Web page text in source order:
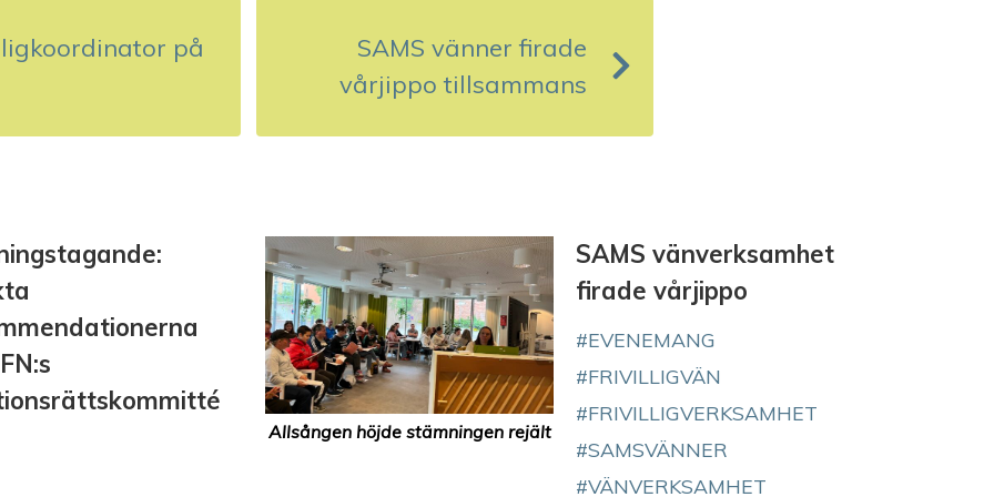
på
SAMS vänner firade
vårjippo tillsammans
Allsången höjde stämningen rejält
SAMS vänverksamhet
firade vårjippo
EVENEMANG
FRIVILLIGVÄN
FRIVILLIGVERKSAMHET
SAMSVÄNNER
VÄNVERKSAMHET